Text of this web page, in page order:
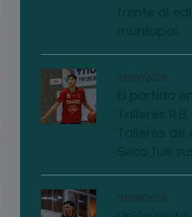
31/07/2026
01/08/2026